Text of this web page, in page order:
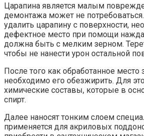
Царапина является малым
демонтажа может не
удалить царапину с поверхности,
дефектное место при помощи
должна быть с мелким зерном.
чтобы не нанести урон остальной
После того как обработанное место
необходимо его обезжирить. Для
химические составы, которые в
спирт.
Далее наносят тонким слоем
применяется для акриловых